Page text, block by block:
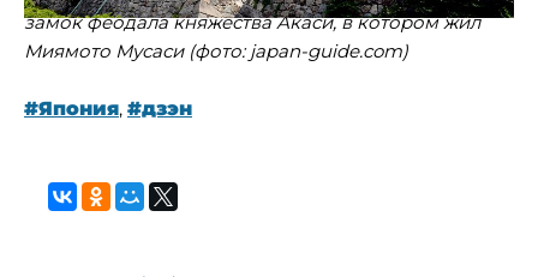
замок феодала княжества Акаси, в котором жил
Миямото Мусаси (фото: japan-guide.com)
#Япония, #дзэн